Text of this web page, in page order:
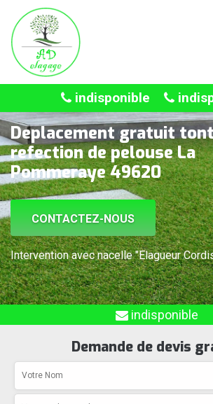
indisponible
Deplacement gratuit
refection de pelouse La
Pommeraye 49620
CONTACTEZ-NOUS
Intervention avec nacelle "Elagueur
indisponible
Demande de devis